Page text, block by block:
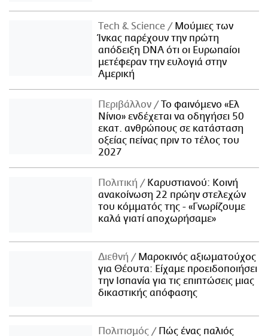
Τech & Science
Μούμιες των
Ίνκας παρέχουν την πρώτη
απόδειξη DNA ότι οι Ευρωπαίοι
μετέφεραν την ευλογιά στην
Αμερική
Περιβάλλον
Το φαινόμενο «Ελ
Νίνιο» ενδέχεται να οδηγήσει 50
εκατ. ανθρώπους σε κατάσταση
οξείας πείνας πριν το τέλος του
2027
Πολιτική
Καρυστιανού: Κοινή
ανακοίνωση 22 πρώην στελεχών
του κόμματός της - «Γνωρίζουμε
καλά γιατί αποχωρήσαμε»
Διεθνή
Μαροκινός αξιωματούχος
για Θέουτα: Είχαμε προειδοποιήσει
την Ισπανία για τις επιπτώσεις μιας
δικαστικής απόφασης
Πολιτισμός
Πώς ένας παλιός